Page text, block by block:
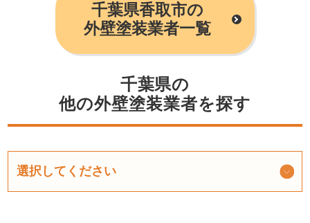
千葉県香取市の
外壁塗装業者一覧
千葉県の
他の外壁塗装業者を探す